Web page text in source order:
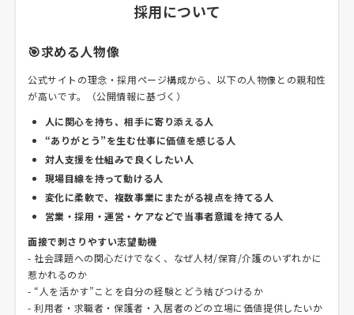
採用について
🎯求める人物像
公式サイトの理念・採用ページ構成から、以下の人物像との親和性
が高いです。（公開情報に基づく）
人に関心を持ち、相手に寄り添える人
“ありがとう”を生む仕事に価値を感じる人
対人支援を仕組みで良くしたい人
現場目線を持って動ける人
変化に柔軟で、複数事業にまたがる視点を持てる人
営業・採用・運営・ケアなどで当事者意識を持てる人
面接で刺さりやすい志望動機
- 社会課題への関心だけでなく、なぜ人材/保育/介護のいずれかに
惹かれるのか
- “人を活かす”ことを自分の経験とどう結びつけるか
- 利用者・求職者・保護者・入居者のどの立場に価値提供したいか